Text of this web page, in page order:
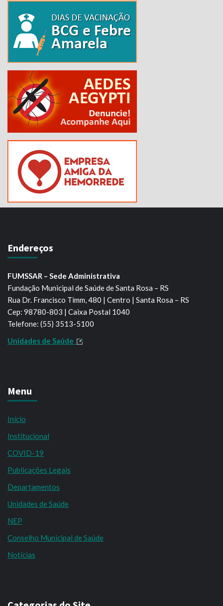
Endereços
FUMSSAR – Sede Administrativa
Fundação Municipal de Saúde de Santa Rosa – RS
Rua Dr. Francisco Timm, 480 | Centro | Santa Rosa – RS
Cep: 98780-803 | Caixa Postal 1040
Telefone: (55) 3513-5100
Unidades de Saúde
Menu
Início
Institucional
COVID-19
Publicações Legais
Departamentos
Unidades de Saúde
NEP
Conselho Municipal de Saúde
Notícias